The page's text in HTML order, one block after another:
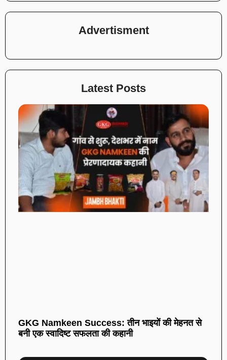
Advertisment
Latest Posts
GKG Namkeen Success: तीन भाइयों की मेहनत से
बनी एक स्वादिष्ट सफलता की कहानी